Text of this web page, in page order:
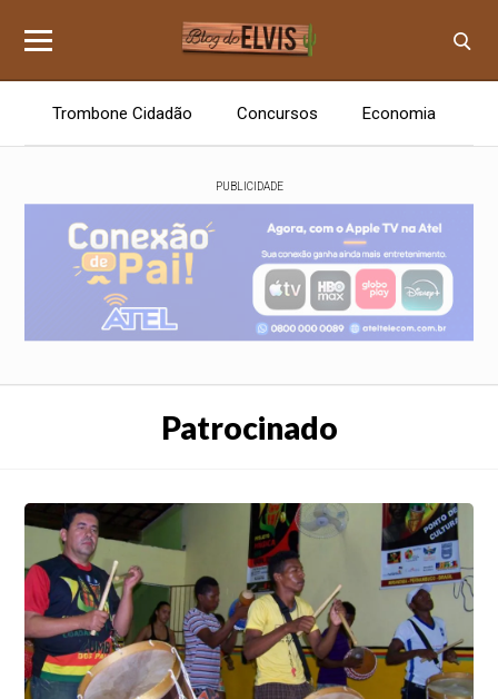
Trombone Cidadão Concursos Economia
PUBLICIDADE
Patrocinado